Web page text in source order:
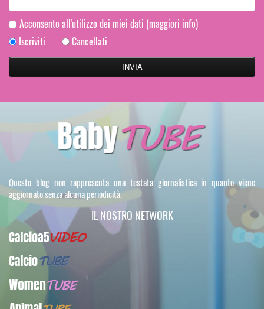
Acconsento all'utilizzo dei miei dati (maggiori info)
Iscriviti
Cancellati
Questo blog non rappresenta una testata giornalistica in quanto viene
aggiornato senza alcuna periodicità.
IL NOSTRO NETWORK
Calcioa5Video